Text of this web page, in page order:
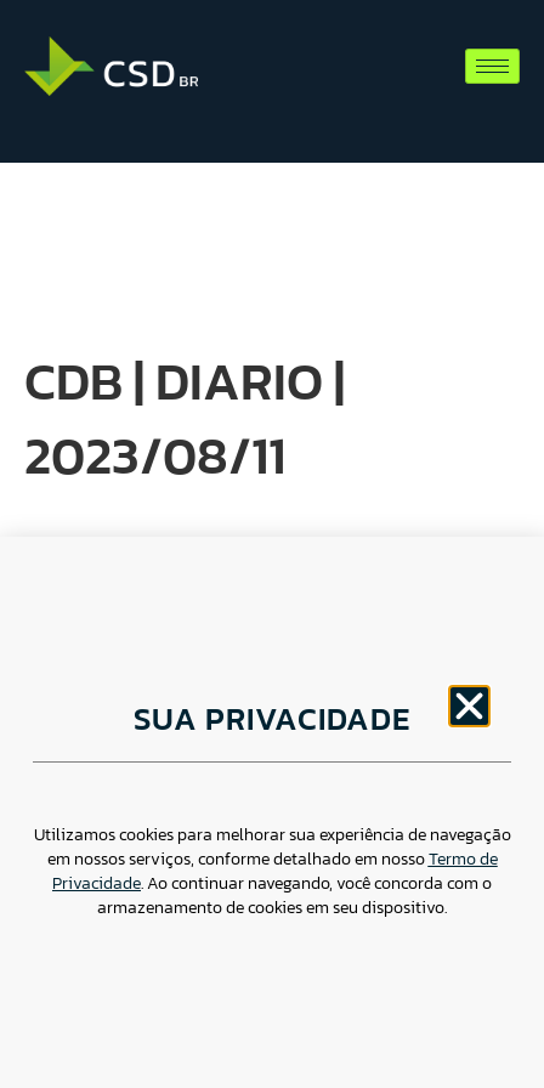
CDB | DIARIO |
2023/08/11
Av. Brigadeiro Faria Lima, 1779 – 5oAndar Jardim
Paulistano, São Paulo/ SP – CEP: 01452-914
Assessoria de imprensa: imprensa@csdbr.com
SUA PRIVACIDADE
Utilizamos cookies para melhorar sua experiência de navegação
em nossos serviços, conforme detalhado em nossoTermo de
Privacidade. Ao continuar navegando, você concorda com o
armazenamento de cookies em seu dispositivo.